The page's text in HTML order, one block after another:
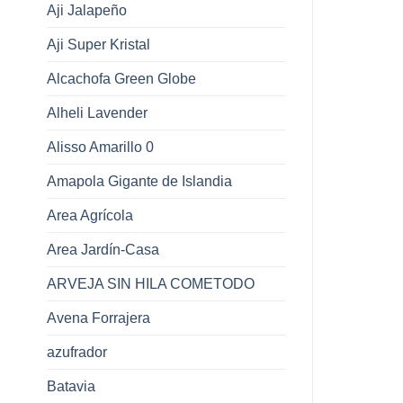
Aji Jalapeño
Aji Super Kristal
Alcachofa Green Globe
Alheli Lavender
Alisso Amarillo 0
Amapola Gigante de Islandia
Area Agrícola
Area Jardín-Casa
ARVEJA SIN HILA COMETODO
Avena Forrajera
azufrador
Batavia